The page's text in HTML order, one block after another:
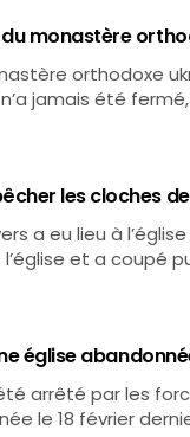
monastère
orthodoxe
jamais été fermé,
les cloches
a eu lieu à
et a coupé
église
arrêté par les
le 18 février